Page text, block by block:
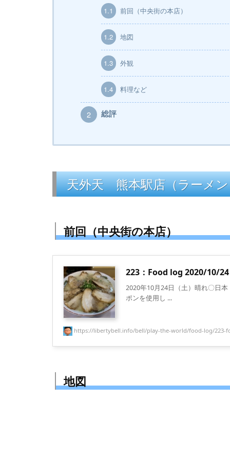
1.1 前回（中央街の本店）
1.2 地図
1.3 外観
1.4 料理など
2 総評
天外天 熊本駅店（ラーメ
前回（中央街の本店）
223：Food log 2020/10/
2020年10月24日（土）晴れ〇
ポンを使用し ...
https://libertybell.info/bell/play-the-world/food-log/223-
地図